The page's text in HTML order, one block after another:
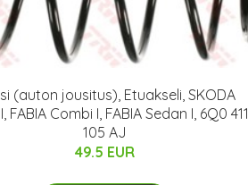
(auton jousitus), Etuakseli, SKODA
FABIA Combi I, FABIA Sedan I, 6Q0 411
105 AJ
49.5 EUR